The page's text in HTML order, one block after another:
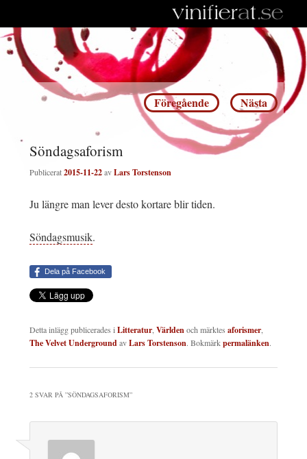
Inläggsnavigering
Föregående Nästa
Söndagsaforism
Publicerat2015-11-22avLars Torstenson
Ju längre man lever desto kortare blir tiden.
Söndagsmusik.
Dela på Facebook
Detta inlägg publicerades iLitteratur,Världenoch märktes aforismer,
The Velvet UndergroundavLars Torstenson. Bokmärkpermalänken.
2 SVAR PÅ ”SÖNDAGSAFORISM”